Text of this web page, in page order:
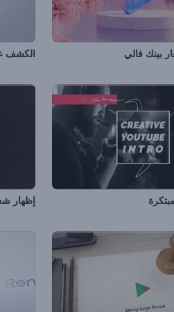
بينك فالي الكشف
إظهار